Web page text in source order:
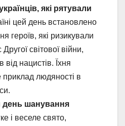
які рятували
цей день встановлено
героїв, які ризикували
світової війни,
від нацистів. Їхня
людяності в
день шанування
і веселе свято,